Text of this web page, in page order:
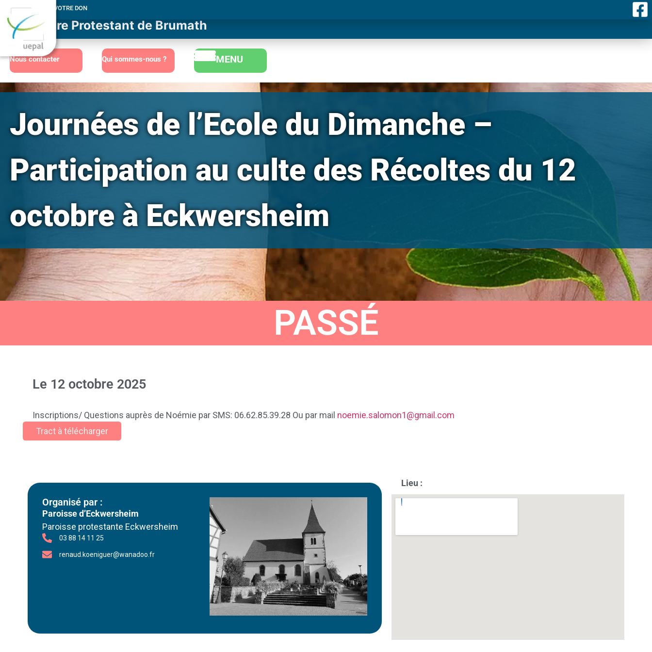
MERCI POUR VOTRE DON
Consistoire Protestant de Brumath
Nous contacter Qui sommes-nous ? MENU
Journées de l’Ecole du Dimanche –
Participation au culte des Récoltes du 12
octobre à Eckwersheim
PASSÉ
Le 12 octobre 2025
Inscriptions/ Questions auprès de Noémie par SMS: 06.62.85.39.28 Ou par mail noemie.salomon1@gmail.com
Tract à télécharger
Organisé par :
Paroisse d’Eckwersheim
Paroisse protestante Eckwersheim
03 88 14 11 25
renaud.koeniguer@wanadoo.fr
Lieu :